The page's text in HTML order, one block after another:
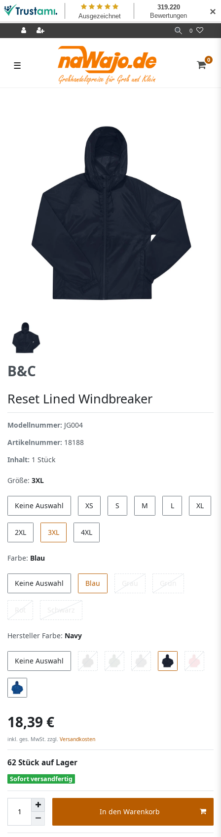
0
☰ 0
B&C
Reset Lined Windbreaker
Modellnummer: JG004
Artikelnummer: 18188
Inhalt: 1 Stück
Größe: 3XL
Keine Auswahl XS S M L XL
2XL 3XL 4XL
Farbe: Blau
Keine Auswahl Blau Grau Grün
Rot Schwarz
Hersteller Farbe: Navy
Keine Auswahl
18,39 €
inkl. ges. MwSt. zzgl. Versandkosten
62 Stück auf Lager
Sofort versandfertig
In den Warenkorb
✕